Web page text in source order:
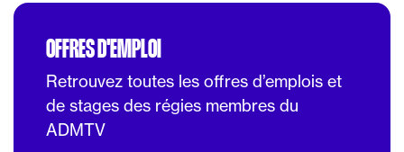
OFFRES D'EMPLOI
Retrouvez toutes les offres d’emplois et
de stages des régies membres du
ADMTV